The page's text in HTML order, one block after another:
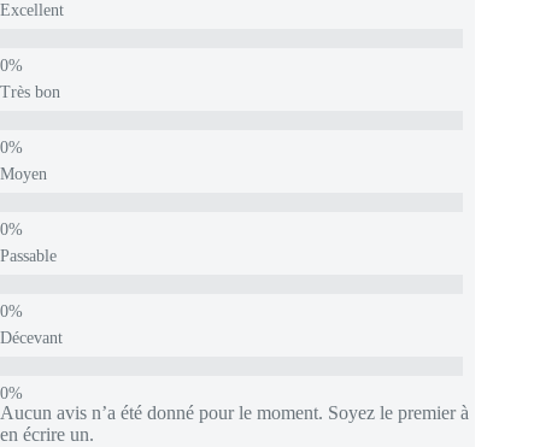
Excellent
Très bon
Moyen
Passable
Décevant
Aucun avis n’a été donné pour le moment. Soyez le premier à
en écrire un.